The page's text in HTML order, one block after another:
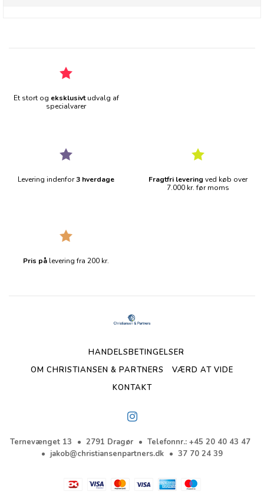
Et stort og eksklusivtudvalg af
specialvarer
Levering indenfor3 hverdage Fragtfri levering ved køb over
7.000 kr. før moms
Pris på levering fra 200 kr.
HANDELSBETINGELSER
OM CHRISTIANSEN & PARTNERS
VÆRD AT VIDE
KONTAKT
Ternevænget 13 2791 Dragør Telefonnr.: +45 20 40 43 47
jakob@christiansenpartners.dk
37 70 24 39